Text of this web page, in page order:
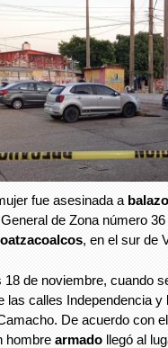
fue asesinada a
de Zona número
, en el sur de
de noviembre, cuando
las calles Independencia y
De acuerdo con
hombre armado llegó al